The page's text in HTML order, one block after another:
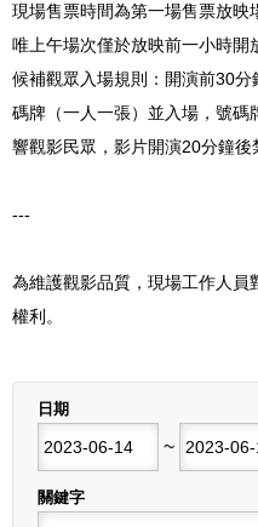
現場售票時間為第一場售票放映
唯上午場次僅於放映前一小時開
候補觀眾入場規則：開演前30
碼牌（一人一張）並入場，號
響觀影民眾，影片開演20分鐘後
---
為維護觀影品質，現場工作人
權利。
日期
~
結束日期
關鍵字